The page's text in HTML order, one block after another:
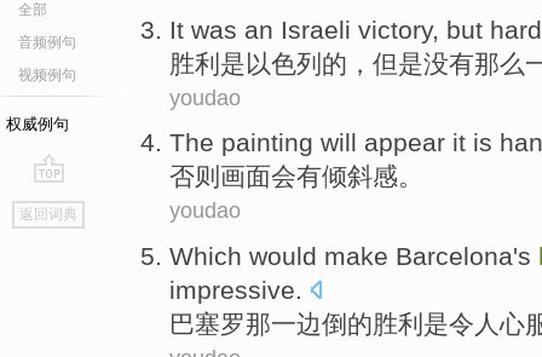
全部
音频例句
视频例句
权威例句
go
top
返回词典
It was an Israeli victory, but
胜利 是 以色列 的， 但是没有那么
youdao
The painting will appear it is
否则 画面会有倾斜感。
youdao
Which would make Barcelona's
impressive.
巴塞罗那一边倒 的胜利 是令人心